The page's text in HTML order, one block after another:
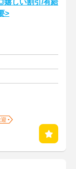
嬉しい割引/有給
>